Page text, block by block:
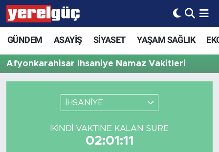
GÜNDEM ASAYİŞ SİYASET YAŞAM SAĞLIK
Afyonkarahisar İhsaniye Namaz Vakitleri
İHSANİYE
İKINDI VAKTINE KALAN SÜRE
02:01:11